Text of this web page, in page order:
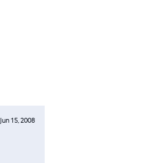
Jun 15, 2008